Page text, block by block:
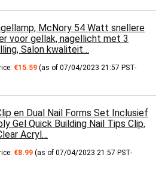
McNory 54 Watt snellere
voor gellak, nagellicht met 3
Salon kwaliteit…
€15.59 (as of 07/04/2023 21:57 PST-
en Dual Nail Forms Set Inclusief
Gel Quick Building Nail Tips Clip,
Acryl…
€8.99 (as of 07/04/2023 21:57 PST-